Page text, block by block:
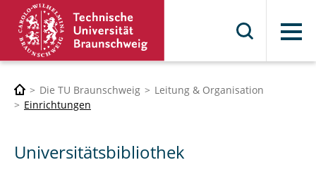
Menü
Die TU Braunschweig
Leitung & Organisation
Einrichtungen
Universitätsbibliothek